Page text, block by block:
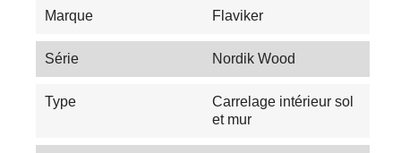
Marque Flaviker
Série Nordik Wood
Type
Carrelage intérieur sol
et mur